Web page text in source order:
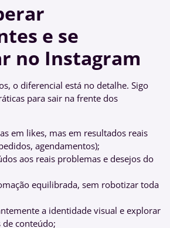
e se
no Instagram
o diferencial está no detalhe. Sigo
para sair na frente dos
em likes, mas em resultados reais
agendamentos);
aos reais problemas e desejos do
equilibrada, sem robotizar toda
a identidade visual e explorar
conteúdo;